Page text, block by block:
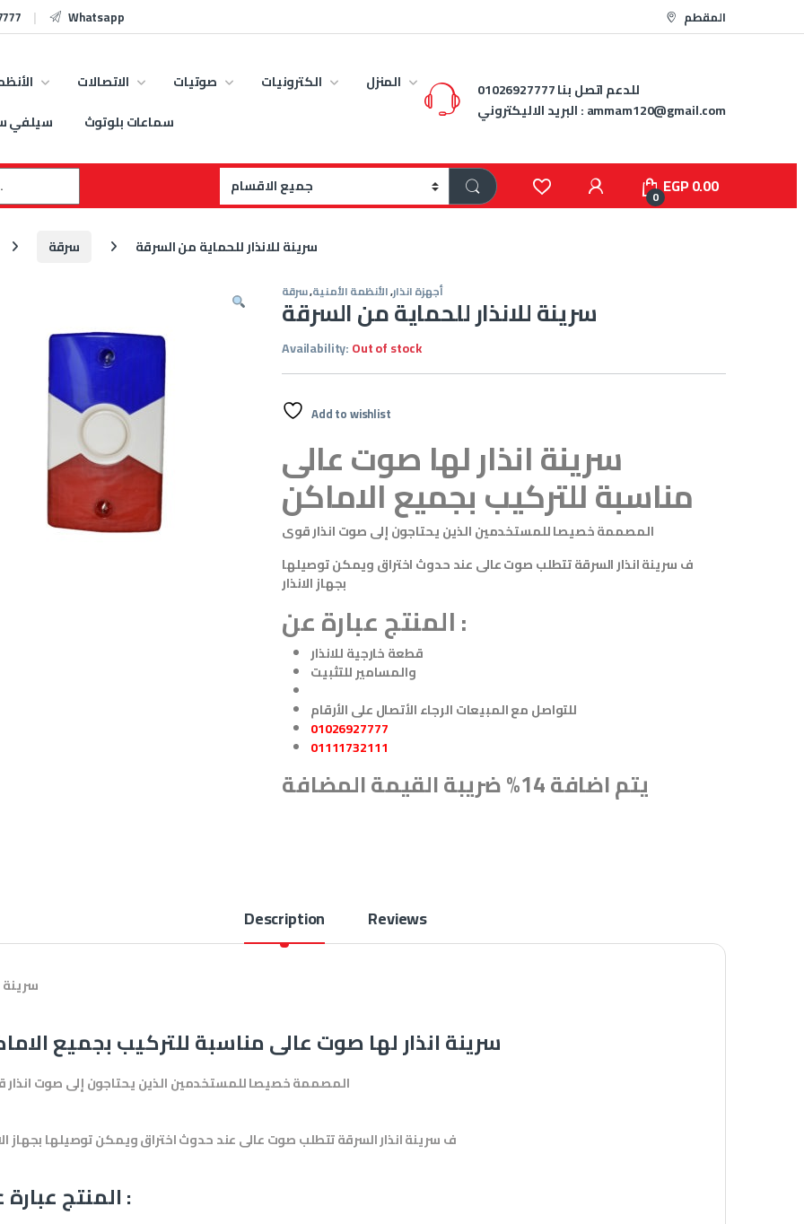
Whatsapp المقطم
الاتصالات صوتيات الكترونيات
المنزل
سيلفي
سماعات بلوتوث
للدعم اتصل بنا01026927777
البريد الاليكتروني :ammam120@gmail.com
0 EGP0.00
سرقة سرينة للانذار للحماية من السرقة
أجهزة انذار,الأنظمة الأمنية,سرقة
سرينة للانذار للحماية من السرقة
Availability:Out of stock
Add to wishlist
سرينة انذار لها صوت عالى
مناسبة للتركيب بجميع الاماكن
المصممة خصيصا للمستخدمين الذين يحتاجون إلى صوت انذار قوى
ف سرينة انذار السرقة تتطلب صوت عالى عند حدوث اختراق ويمكن توصيلها
بجهاز الانذار
المنتج عبارة عن :
قطعة خارجية للانذار
والمسامير للتثبيت
01026927777
01111732111
يتم اضافة 14% ضريبة القيمة المضافة
Description Reviews
سرينة
سرينة انذار لها صوت عالى مناسبة للتركيب بجميع
المصممة خصيصا للمستخدمين الذين يحتاجون إلى صوت
ف سرينة انذار السرقة تتطلب صوت عالى عند حدوث اختراق ويمكن توصيلها بجهاز
المنتج عبارة عن :